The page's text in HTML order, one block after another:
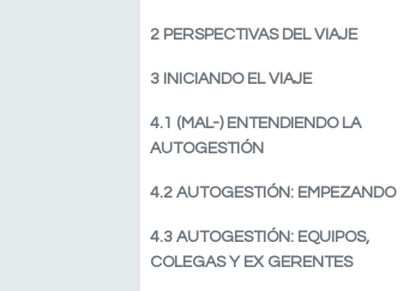
2 PERSPECTIVAS DEL VIAJE
3 INICIANDO EL VIAJE
4.1 (MAL-) ENTENDIENDO LA
AUTOGESTIÓN
4.2 AUTOGESTIÓN: EMPEZANDO
4.3 AUTOGESTIÓN: EQUIPOS,
COLEGAS Y EX GERENTES